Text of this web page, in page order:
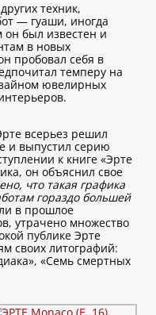
техник,
— гуаши, иногда
он был известен и
в новых
пробовал себя в
темперу на
ювелирных
всерьез решил
и выпустил серию
к книге «Эрте
он объяснил свое
что такая графика
гораздо большей
в прошлое
утрачено множество
публике Эрте
своих литографий:
«Семь смертных